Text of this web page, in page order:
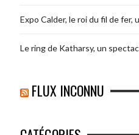
Expo Calder, le roi du fil de fer,
Le ring de Katharsy, un
FLUX INCONNU